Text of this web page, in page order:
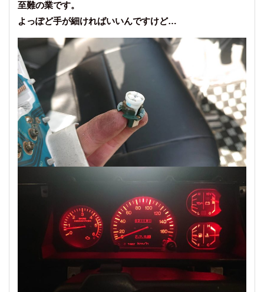
至難の業です。
よっぽど手が細ければいいんですけど…